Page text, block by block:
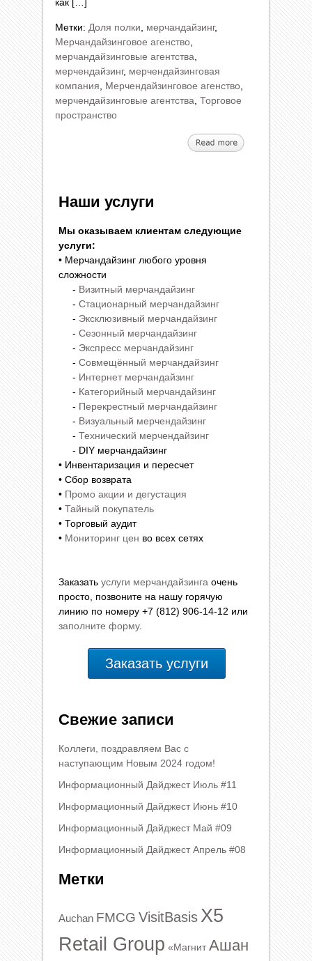
Метки: Доля полки мерчандайзинг,
Мерчандайзинговое агенство
мерчандайзинговые агентства
мерчендайзинг, мерчендайзинговая
компания
Мерчендайзинговое агенство
мерчендайзинговые агентства Торговое
пространство
Наши услуги
Мы оказываем клиентам следующие
услуги:
• Мерчандайзинг любого уровня
сложности
- Визитный мерчандайзинг
- Стационарный мерчандайзинг
- Эксклюзивный мерчандайзинг
- Сезонный мерчандайзинг
- Экспресс мерчандайзинг
- Совмещённый мерчандайзинг
- Интернет мерчандайзинг
- Категорийный мерчандайзинг
- Перекрестный мерчандайзинг
- Визуальный мерчендайзинг
- Технический мерчендайзинг
- DIY мерчандайзинг
• Инвентаризация и пересчет
• Сбор возврата
• Промо акции и дегустация
• Тайный покупатель
• Торговый аудит
• Мониторинг цен во всех сетях
Заказать услуги мерчандайзинга очень
просто, позвоните на нашу горячую
линию по номеру +7 (812) 906-14-12 или
заполните форму.
Заказать услуги
Свежие записи
Коллеги, поздравляем Вас с
наступающим Новым 2024 годом!
Информационный Дайджест Июль #11
Информационный Дайджест Июнь #10
Информационный Дайджест Май #09
Информационный Дайджест Апрель #08
Метки
Auchan FMCG VisitBasis X5
Retail Group «Магнит Ашан